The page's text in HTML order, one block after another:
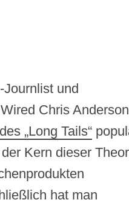
Journlist und
Chris
„Long Tails“
Kern dieser
hat man